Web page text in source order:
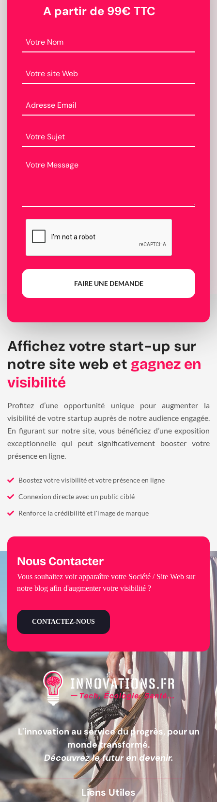
A partir de 99€ TTC
FAIRE UNE DEMANDE
Affichez votre start-up sur
notre site web et gagnez en
visibilité
Profitez d’une opportunité unique pour augmenter la
visibilité de votre startup auprès de notre audience engagée.
En figurant sur notre site, vous bénéficiez d’une exposition
exceptionnelle qui peut significativement booster votre
présence en ligne.
Boostez votre visibilité et votre présence en ligne
Connexion directe avec un public ciblé
Renforce la crédibilité et l'image de marque
L'innovation au service du progrès, pour un
monde transformé.
Découvrez le futur en devenir.
Liens Utiles
Nous Contacter
Vous souhaitez voir apparaître votre Société / Site Web sur
notre blog afin d'augmenter votre visibilité ?
CONTACTEZ-NOUS